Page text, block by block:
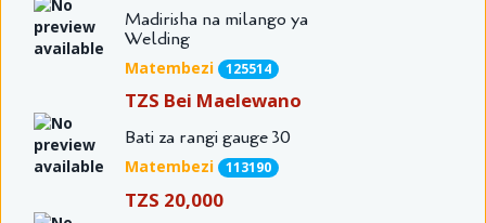
Madirisha na milango ya
Welding
Matembezi 125514
TZS Bei Maelewano
Bati za rangi gauge 30
Matembezi 113190
TZS 20,000